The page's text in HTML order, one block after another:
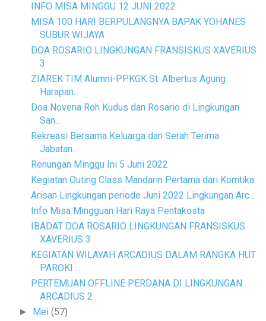
INFO MISA MINGGU 12 JUNI 2022
MISA 100 HARI BERPULANGNYA BAPAK YOHANES
SUBUR WIJAYA
DOA ROSARIO LINGKUNGAN FRANSISKUS XAVERIUS
3
ZIAREK TIM Alumni-PPKGK St. Albertus Agung
Harapan...
Doa Novena Roh Kudus dan Rosario di Lingkungan
San...
Rekreasi Bersama Keluarga dan Serah Terima
Jabatan...
Renungan Minggu Ini 5 Juni 2022
Kegiatan Outing Class Mandarin Pertama dari Komtika
Arisan Lingkungan periode Juni 2022 Lingkungan Arc...
Info Misa Mingguan Hari Raya Pentakosta
IBADAT DOA ROSARIO LINGKUNGAN FRANSISKUS
XAVERIUS 3
KEGIATAN WILAYAH ARCADIUS DALAM RANGKA HUT
PAROKI ...
PERTEMUAN OFFLINE PERDANA DI LINGKUNGAN
ARCADIUS 2
► Mei(57)